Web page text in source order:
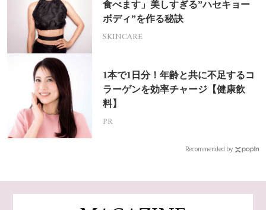
食べます」美しすぎる”ハセキョー
ボディ”を作る秘訣
SKINCARE
1本で1日分！年齢と共に不足するコ
ラーゲンを効率チャージ【健康飲
料】
PR
Recommended by